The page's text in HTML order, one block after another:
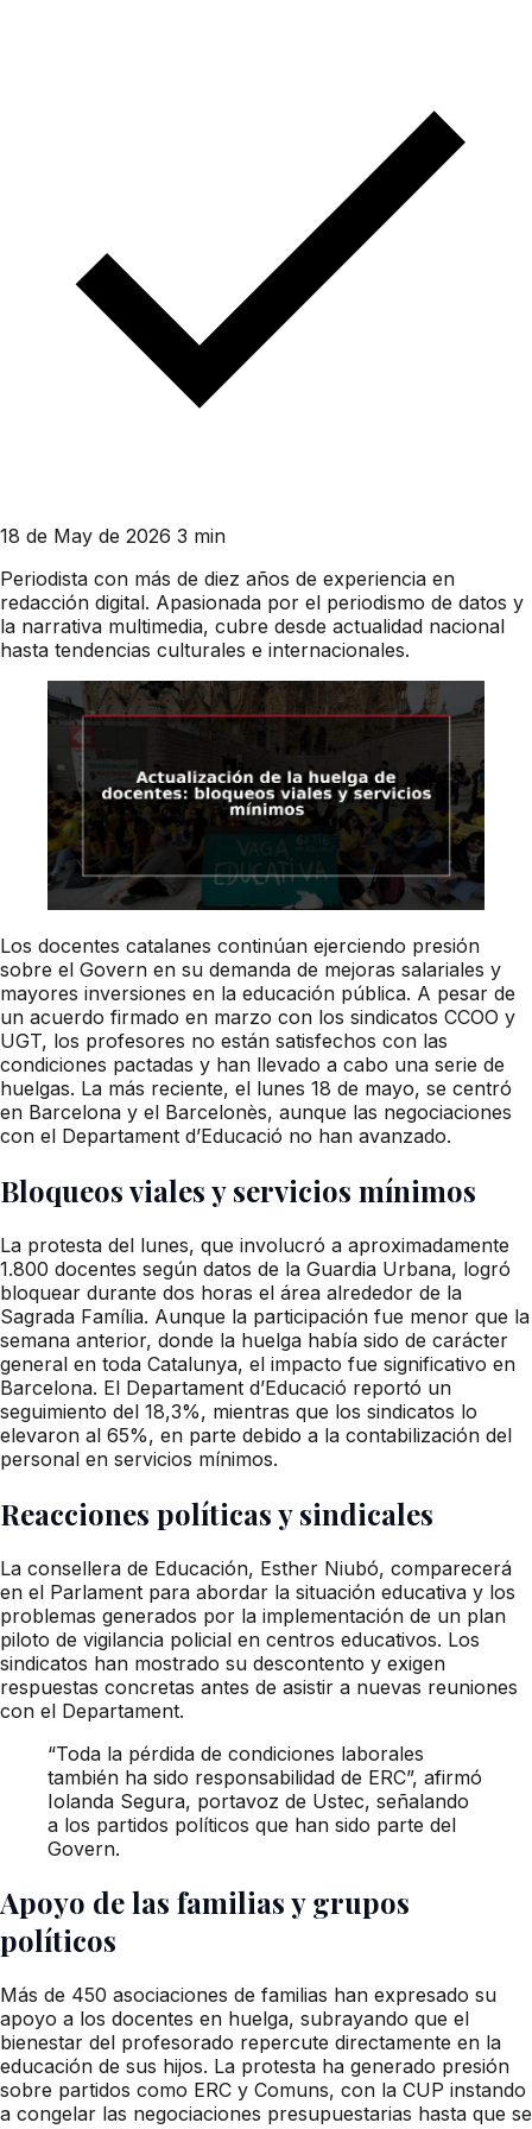
18 de May de 2026 3 min
Periodista con más de diez años de experiencia en
redacción digital. Apasionada por el periodismo de datos y
la narrativa multimedia, cubre desde actualidad nacional
hasta tendencias culturales e internacionales.
Los docentes catalanes continúan ejerciendo presión
sobre el Govern en su demanda de mejoras salariales y
mayores inversiones en la educación pública. A pesar de
un acuerdo firmado en marzo con los sindicatos CCOO y
UGT, los profesores no están satisfechos con las
condiciones pactadas y han llevado a cabo una serie de
huelgas. La más reciente, el lunes 18 de mayo, se centró
en Barcelona y el Barcelonès, aunque las negociaciones
con el Departament d’Educació no han avanzado.
Bloqueos viales y servicios mínimos
La protesta del lunes, que involucró a aproximadamente
1.800 docentes según datos de la Guardia Urbana, logró
bloquear durante dos horas el área alrededor de la
Sagrada Família. Aunque la participación fue menor que la
semana anterior, donde la huelga había sido de carácter
general en toda Catalunya, el impacto fue significativo en
Barcelona. El Departament d’Educació reportó un
seguimiento del 18,3%, mientras que los sindicatos lo
elevaron al 65%, en parte debido a la contabilización del
personal en servicios mínimos.
Reacciones políticas y sindicales
La consellera de Educación, Esther Niubó, comparecerá
en el Parlament para abordar la situación educativa y los
problemas generados por la implementación de un plan
piloto de vigilancia policial en centros educativos. Los
sindicatos han mostrado su descontento y exigen
respuestas concretas antes de asistir a nuevas reuniones
con el Departament.
“Toda la pérdida de condiciones laborales
también ha sido responsabilidad de ERC”, afirmó
Iolanda Segura, portavoz de Ustec, señalando
a los partidos políticos que han sido parte del
Govern.
Apoyo de las familias y grupos
políticos
Más de 450 asociaciones de familias han expresado su
apoyo a los docentes en huelga, subrayando que el
bienestar del profesorado repercute directamente en la
educación de sus hijos. La protesta ha generado presión
sobre partidos como ERC y Comuns, con la CUP instando
a congelar las negociaciones presupuestarias hasta que se